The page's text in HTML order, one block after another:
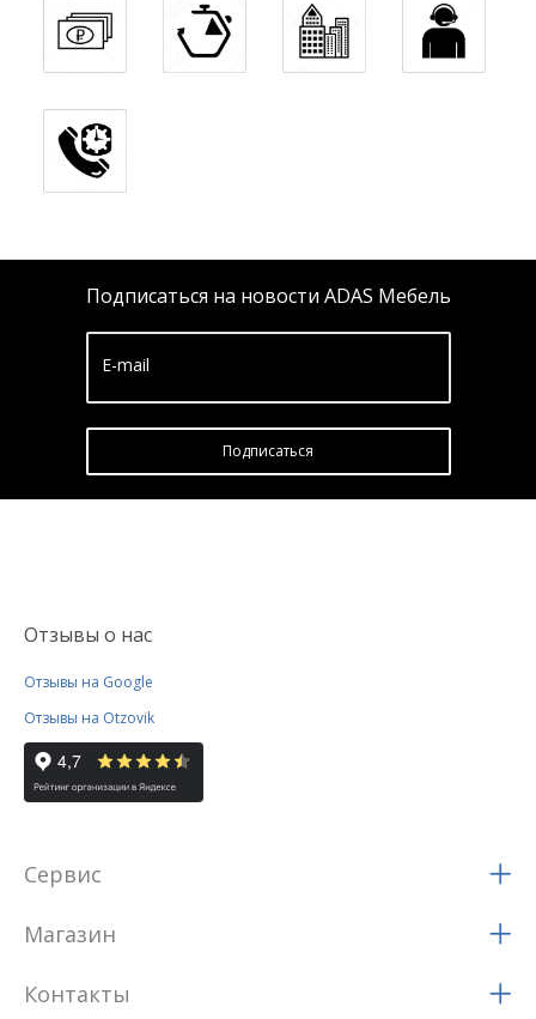
Подписаться на новости ADAS Мебель
E-mail
Подписатьcя
Отзывы о нас
Отзывы на Google
Отзывы на Otzovik
Сервис
Магазин
Контакты